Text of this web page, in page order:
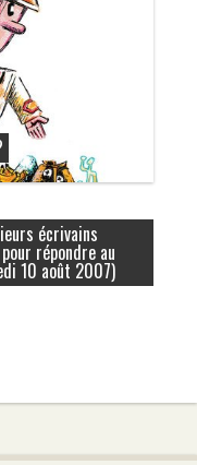
écrivains
répondre au
10 août 2007)